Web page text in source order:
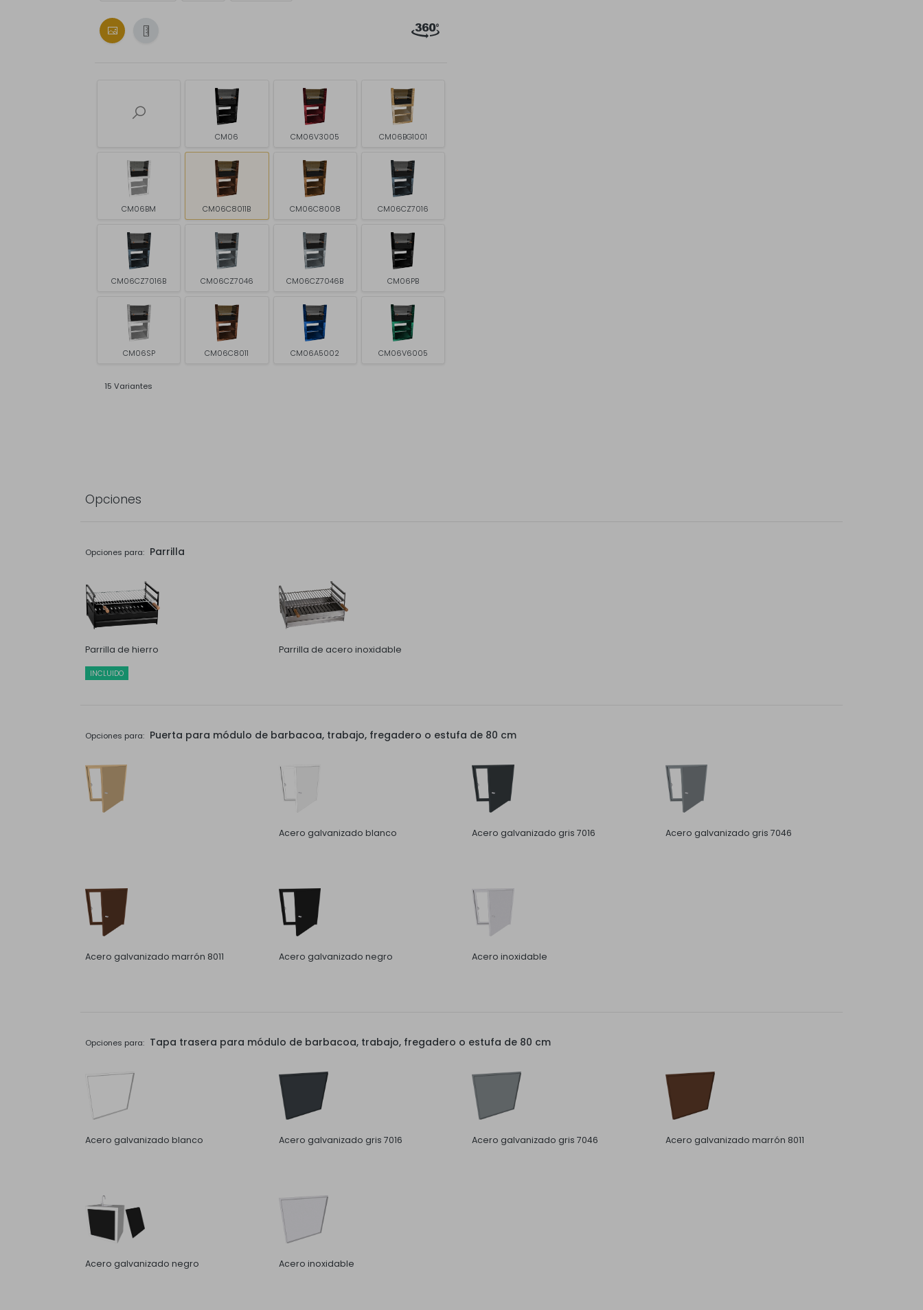
CM06 CM06V3005 CM06BG1001
CM06BM CM06C8011B CM06C8008 CM06CZ7016
CM06CZ7016B CM06CZ7046 CM06CZ7046B CM06PB
CM06SP CM06C8011 CM06A5002 CM06V6005
15 Variantes
Opciones
Opciones para: Parrilla
Parrilla de hierro
INCLUIDO
Parrilla de acero inoxidable
Opciones para: Puerta para módulo de barbacoa, trabajo, fregadero o estufa de 80 cm
Acero galvanizado blanco Acero galvanizado gris 7016 Acero galvanizado gris 7046
Acero galvanizado marrón 8011 Acero galvanizado negro Acero inoxidable
Opciones para: Tapa trasera para módulo de barbacoa, trabajo, fregadero o estufa de 80 cm
Acero galvanizado blanco Acero galvanizado gris 7016 Acero galvanizado gris 7046 Acero galvanizado marrón 8011
Acero galvanizado negro Acero inoxidable